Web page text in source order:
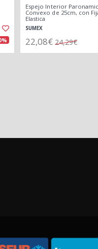
Espejo Interior
Convexo de 25cm, con
Elastica
SUMEX
22,08€ 24,29€